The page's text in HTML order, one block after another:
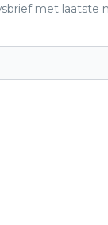
met laatste